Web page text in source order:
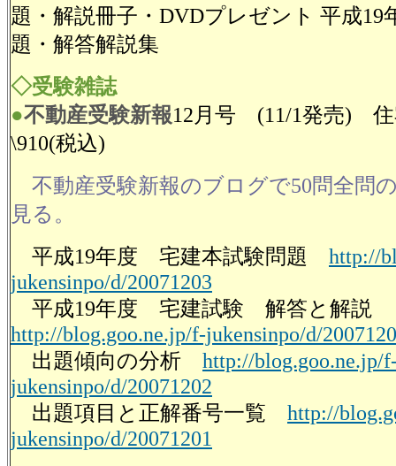
題・解説冊子・DVDプレゼント 平成19
題・解答解説集
◇受験雑誌
●不動産受験新報12月号 (11/1発売)
\910(税込)
不動産受験新報のブログで50問全問
見る。
平成19年度 宅建本試験問題 http://
jukensinpo/d/20071203
平成19年度 宅建試験 解答と解説
http://blog.goo.ne.jp/f-jukensinpo/d/
出題傾向の分析 http://blog.goo.ne.jp/
jukensinpo/d/20071202
出題項目と正解番号一覧 http://
jukensinpo/d/20071201